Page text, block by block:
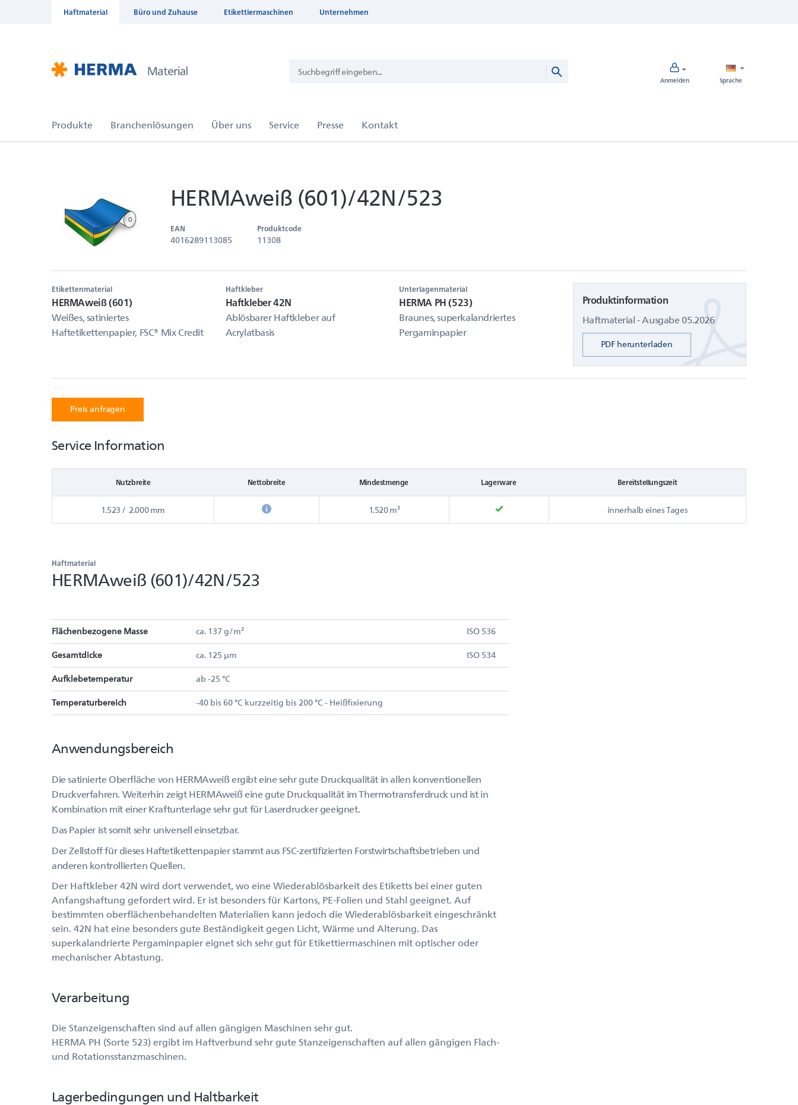
Haftmaterial Büro und Zuhause Etikettiermaschinen Unternehmen
Anmelden Sprache
HERMAweiß (601)/42N/523
EAN
4016289113085
Produktcode
11308
Etikettenmaterial
HERMAweiß (601)
Weißes, satiniertes
Haftetikettenpapier, FSC® Mix Credit
Haftkleber
Haftkleber 42N
Ablösbarer Haftkleber auf
Acrylatbasis
Unterlagenmaterial
HERMA PH (523)
Braunes, superkalandriertes
Pergaminpapier
Produktinformation
Haftmaterial - Ausgabe 05.2026
PDF herunterladen
Preis anfragen
Service Information
Nutzbreite Nettobreite Mindestmenge Lagerware Bereitstellungszeit
1.523 / 2.000 mm 1.520 m² innerhalb eines Tages
Haftmaterial
HERMAweiß (601)/42N/523
Flächenbezogene Masse ca. 137 g/m² ISO 536
Gesamtdicke ca. 125 µm ISO 534
Aufklebetemperatur ab -25 °C
Temperaturbereich -40 bis 60 °C kurzzeitig bis 200 °C - Heißfixierung
Anwendungsbereich
Die satinierte Oberfläche von HERMAweiß ergibt eine sehr gute Druckqualität in allen konventionellen
Druckverfahren. Weiterhin zeigt HERMAweiß eine gute Druckqualität im Thermotransferdruck und ist in
Kombination mit einer Kraftunterlage sehr gut für Laserdrucker geeignet.
Das Papier ist somit sehr universell einsetzbar.
Der Zellstoff für dieses Haftetikettenpapier stammt aus FSC-zertifizierten Forstwirtschaftsbetrieben und
anderen kontrollierten Quellen.
Der Haftkleber 42N wird dort verwendet, wo eine Wiederablösbarkeit des Etiketts bei einer guten
Anfangshaftung gefordert wird. Er ist besonders für Kartons, PE-Folien und Stahl geeignet. Auf
bestimmten oberflächenbehandelten Materialien kann jedoch die Wiederablösbarkeit eingeschränkt
sein. 42N hat eine besonders gute Beständigkeit gegen Licht, Wärme und Alterung. Das
superkalandrierte Pergaminpapier eignet sich sehr gut für Etikettiermaschinen mit optischer oder
mechanischer Abtastung.
Verarbeitung
Die Stanzeigenschaften sind auf allen gängigen Maschinen sehr gut.
HERMA PH (Sorte 523) ergibt im Haftverbund sehr gute Stanzeigenschaften auf allen gängigen Flach-
und Rotationsstanzmaschinen.
Lagerbedingungen und Haltbarkeit